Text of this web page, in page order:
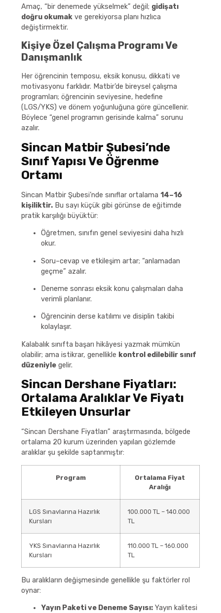
Amaç, “bir denemede yükselmek” değil; gidişatı
doğru okumakve gerekiyorsa planı hızlıca
değiştirmektir.
Kişiye Özel Çalışma Programı Ve
Danışmanlık
Her öğrencinin temposu, eksik konusu, dikkati ve
motivasyonu farklıdır. Matbir’de bireysel çalışma
programları; öğrencinin seviyesine, hedefine
(LGS/YKS) ve dönem yoğunluğuna göre güncellenir.
Böylece “genel programın gerisinde kalma” sorunu
azalır.
Sincan Matbir Şubesi’nde
Sınıf Yapısı Ve Öğrenme
Ortamı
Sincan Matbir Şubesi’nde sınıflar ortalama 14–16
kişiliktir.Bu sayı küçük gibi görünse de eğitimde
pratik karşılığı büyüktür:
Öğretmen, sınıfın genel seviyesini daha hızlı
okur.
Soru–cevap ve etkileşim artar; “anlamadan
geçme” azalır.
Deneme sonrası eksik konu çalışmaları daha
verimli planlanır.
Öğrencinin derse katılımı ve disiplin takibi
kolaylaşır.
Kalabalık sınıfta başarı hikâyesi yazmak mümkün
olabilir; ama istikrar, genellikle kontrol edilebilir sınıf
düzeniylegelir.
Sincan Dershane Fiyatları:
Ortalama Aralıklar Ve Fiyatı
Etkileyen Unsurlar
“Sincan Dershane Fiyatları” araştırmasında, bölgede
ortalama 20 kurum üzerinden yapılan gözlemde
aralıklar şu şekilde saptanmıştır:
Program
Ortalama Fiyat
Aralığı
LGS Sınavlarına Hazırlık
Kursları
100.000 TL – 140.000
TL
YKS Sınavlarına Hazırlık
Kursları
110.000 TL – 160.000
TL
Bu aralıkların değişmesinde genellikle şu faktörler rol
oynar:
Yayın Paketi ve Deneme Sayısı:Yayın kalitesi